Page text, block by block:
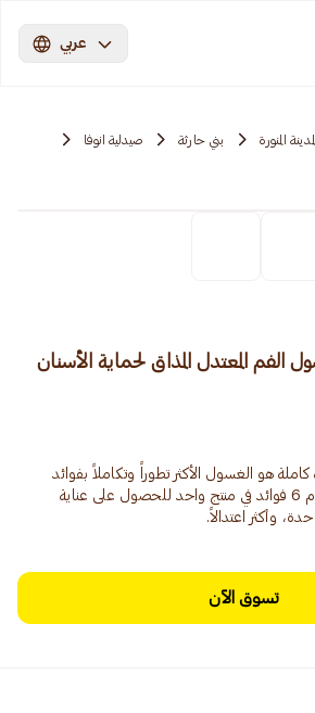
عربي
المدينة المنورة بني حارثة
صيدلية انوفا
الفم المعتدل المذاق لحماية الأسنان
هو الغسول الأكثر تطوراً وتكاملاً بفوائد
متعددة لدى ليسترين. يقدم 6 فوائد في منتج واحد للحصول على عناية
وأكثر اعتدالاً.
تسوق الآن